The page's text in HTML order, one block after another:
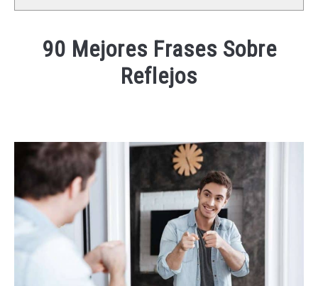
90 Mejores Frases Sobre
Reflejos